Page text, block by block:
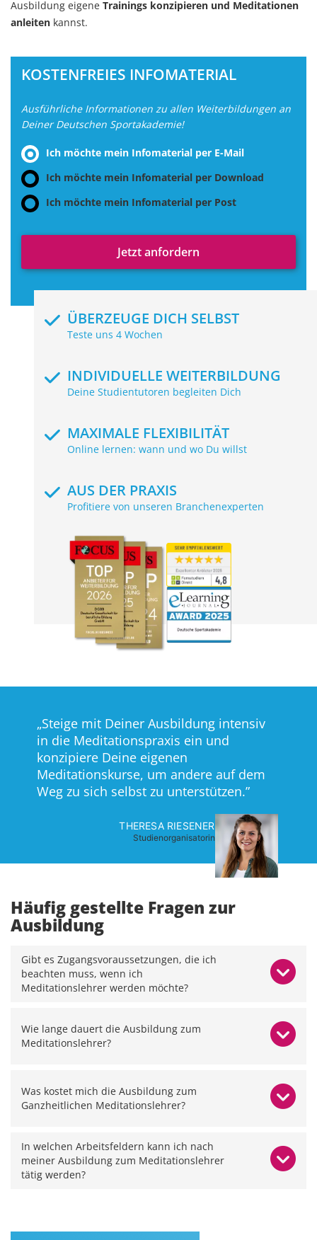
Ausbildung eigene Trainings konzipieren und Meditationen
anleiten kannst.
KOSTENFREIES INFOMATERIAL
Ausführliche Informationen zu allen Weiterbildungen an
Deiner Deutschen Sportakademie!
Ich möchte mein Infomaterial per E-Mail
Ich möchte mein Infomaterial per Download
Ich möchte mein Infomaterial per Post
Jetzt anfordern
ÜBERZEUGE DICH SELBST
Teste uns 4 Wochen
INDIVIDUELLE WEITERBILDUNG
Deine Studientutoren begleiten Dich
MAXIMALE FLEXIBILITÄT
Online lernen: wann und wo Du willst
AUS DER PRAXIS
Profitiere von unseren Branchenexperten
Steige mit Deiner Ausbildung intensiv
in die Meditationspraxis ein und
konzipiere Deine eigenen
Meditationskurse, um andere auf dem
Weg zu sich selbst zu unterstützen.
THERESA RIESENER
Studienorganisatorin
Häufig gestellte Fragen zur
Ausbildung
Gibt es Zugangsvoraussetzungen, die ich
beachten muss, wenn ich
Meditationslehrer werden möchte?
Wie lange dauert die Ausbildung zum
Meditationslehrer?
Was kostet mich die Ausbildung zum
Ganzheitlichen Meditationslehrer?
In welchen Arbeitsfeldern kann ich nach
meiner Ausbildung zum Meditationslehrer
tätig werden?